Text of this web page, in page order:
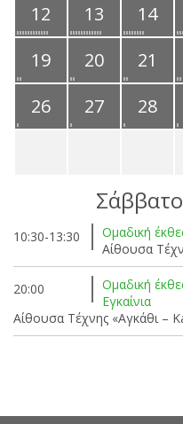
12 13 14
19
20 21
26
27 28
10:30-13:30
Ομαδική
Αίθουσα
20:00
Ομαδική
Εγκαίνια
Αίθουσα Τέχνης «Αγκάθι –